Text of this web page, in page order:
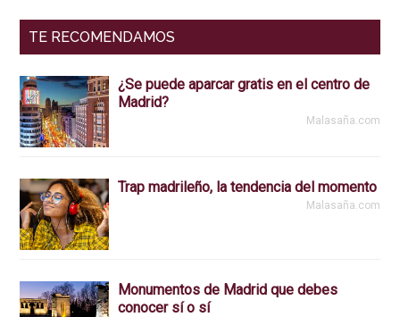
TE RECOMENDAMOS
¿Se puede aparcar gratis en el centro de
Madrid?
Malasaña.com
Trap madrileño, la tendencia del momento
Malasaña.com
Monumentos de Madrid que debes
conocer sí o sí